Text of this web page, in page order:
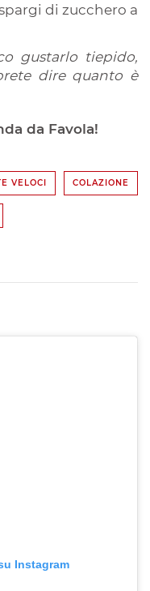
di zucchero a
gustarlo tiepido,
dire quanto è
da Favola!
VELOCI COLAZIONE
Instagram